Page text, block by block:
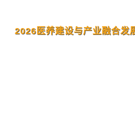
2026医养建设与产业融合发